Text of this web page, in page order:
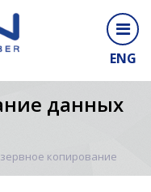
ENG
данных
копирование